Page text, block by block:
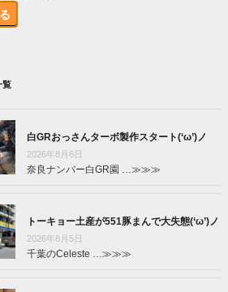
覧
白GRおっさんターボ製作スタート(‘ω’)ノ
2026年8月6日
奈良ナンバー白GR園 …≫≫≫
トーキョー土産が551豚まんで大失態(‘ω’)ノ
2026年8月5日
千葉のCeleste …≫≫≫